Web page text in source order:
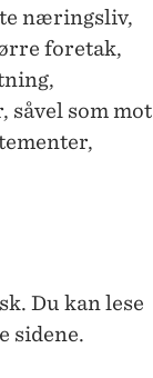
næringsliv,
foretak,
såvel som mot
Du kan lese
sidene.